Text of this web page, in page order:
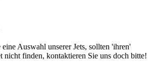
Auswahl unserer Jets, sollten 'ihren'
nicht finden, kontaktieren Sie uns doch bitte!